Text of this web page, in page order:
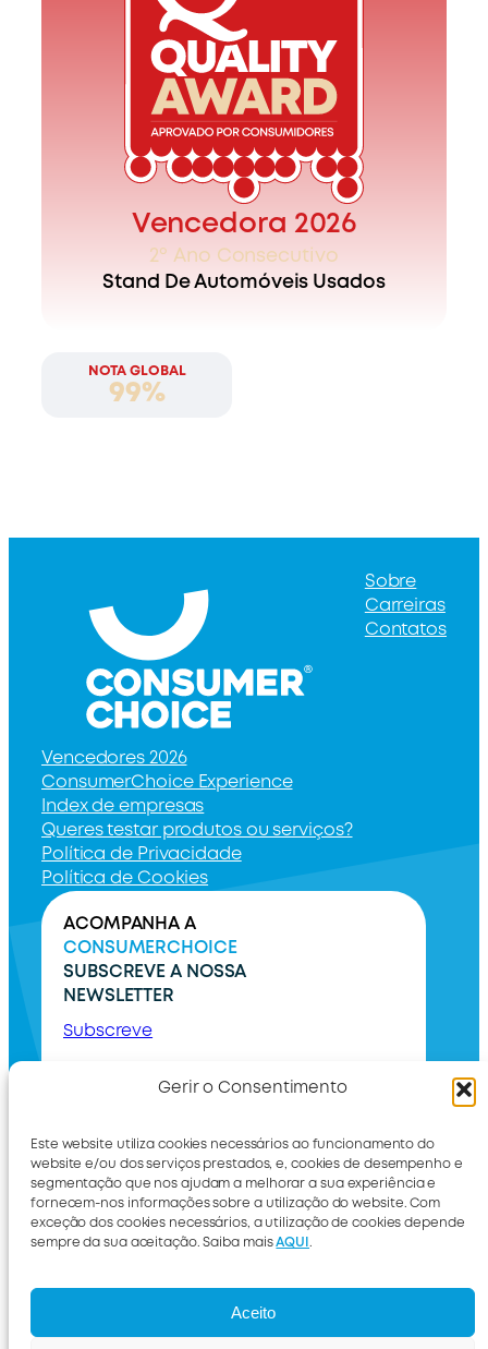
Gerir o Consentimento
Este website utiliza cookies necessários ao funcionamento do
website e/ou dos serviços prestados, e, cookies de desempenho e
segmentação que nos ajudam a melhorar a sua experiência e
fornecem-nos informações sobre a utilização do website. Com
exceção dos cookies necessários, a utilização de cookies depende
sempre da sua aceitação. Saiba maisAQUI
Aceito
Vencedora 2026
2º Ano Consecutivo
Stand De Automóveis Usados
NOTA GLOBAL
99%
Sobre
Carreiras
Contatos
Vencedores 2026
ConsumerChoice Experience
Index de empresas
Queres testar produtos ou serviços?
Política de Privacidade
Política de Cookies
ACOMPANHA A
CONSUMERCHOICE
SUBSCREVE A NOSSA
NEWSLETTER
Subscreve